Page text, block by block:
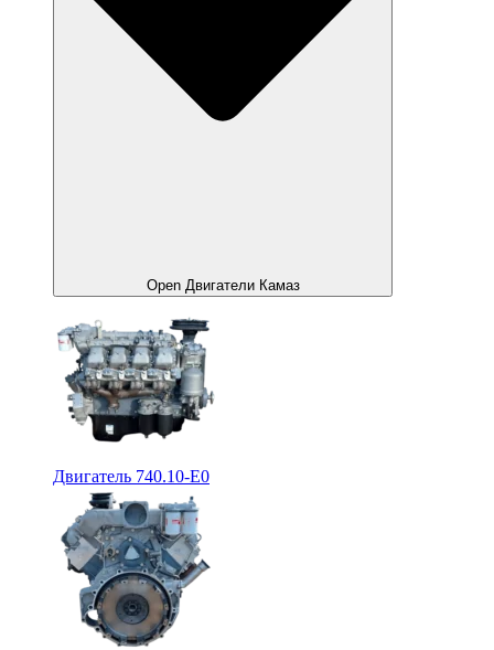
Open Двигатели Камаз
Двигатель 740.10-E0